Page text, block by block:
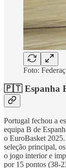
Foto:
🇵🇹 Espanha B
Portugal fechou a
equipa B de
o EuroBasket
seleção principal,
o jogo interior e
por 15 pontos (38-